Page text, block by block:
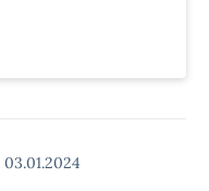
03.01.2024